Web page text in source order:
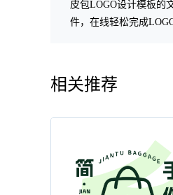
计皮包LOGO设计模板的
件，在线轻松完成
相关推荐